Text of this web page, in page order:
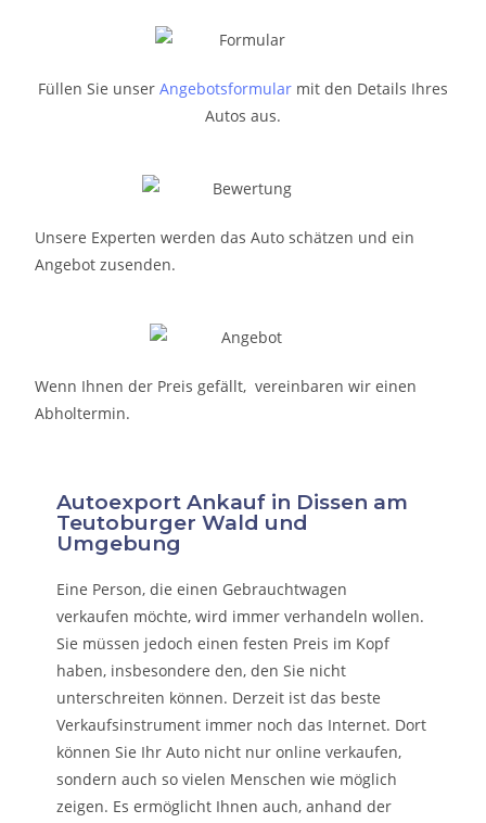
Füllen Sie unser Angebotsformular mit den Details Ihres
Autos aus.
Unsere Experten werden das Auto schätzen und ein
Angebot zusenden.
Wenn Ihnen der Preis gefällt, vereinbaren wir einen
Abholtermin.
Autoexport Ankauf in Dissen am
Teutoburger Wald und
Umgebung
Eine Person, die einen Gebrauchtwagen
verkaufen möchte, wird immer verhandeln wollen.
Sie müssen jedoch einen festen Preis im Kopf
haben, insbesondere den, den Sie nicht
unterschreiten können. Derzeit ist das beste
Verkaufsinstrument immer noch das Internet. Dort
können Sie Ihr Auto nicht nur online verkaufen,
sondern auch so vielen Menschen wie möglich
zeigen. Es ermöglicht Ihnen auch, anhand der